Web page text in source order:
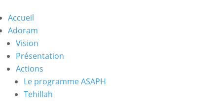
Accueil
Adoram
Vision
Présentation
Actions
Le programme ASAPH
Tehillah